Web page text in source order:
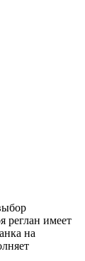
реглан имеет
на